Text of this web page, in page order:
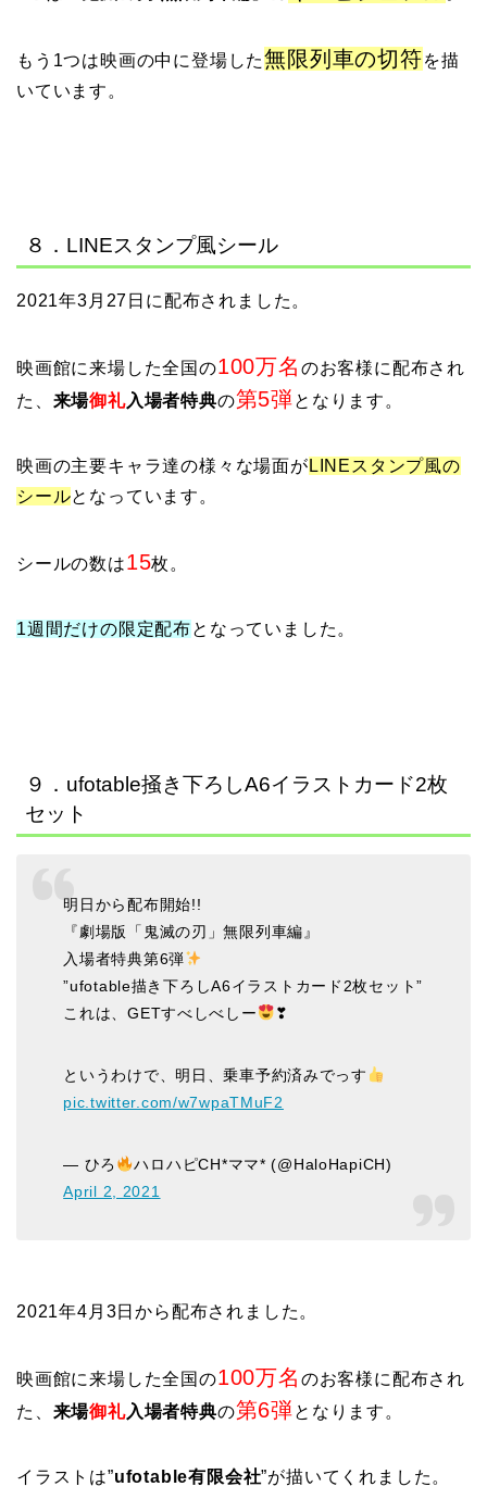
もう1つは映画の中に登場した無限列車の切符を描
いています。
８．LINEスタンプ風シール
2021年3月27日に配布されました。
映画館に来場した全国の100万名 のお客様に配布され
た、 来場御礼入場者特典の第5弾となります。
映画の主要キャラ達の様々な場面が LINEスタンプ風の
シールとなっています。
シールの数は15枚。
1週間だけの限定配布となっていました。
９．ufotable掻き下ろしA6イラストカード2枚
セット
明日から配布開始!!
『劇場版「鬼滅の刃」無限列車編』
入場者特典第6弾
”ufotable描き下ろしA6イラストカード2枚セット”
これは、GETすべしべしー
❣
というわけで、明日、乗車予約済みでっす
pic.twitter.com/w7wpaTMuF2
— ひろ
ハロハピCH*ママ* (@HaloHapiCH)
April 2, 2021
2021年4月3日から配布されました。
映画館に来場した全国の100万名 のお客様に配布され
た、 来場御礼入場者特典の第6弾となります。
イラストは”ufotable有限会社”が描いてくれました。